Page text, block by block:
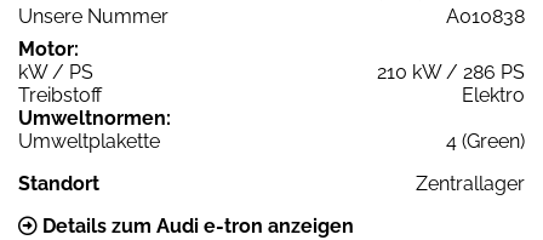
Unsere Nummer
A010838
Motor:
kW / PS
210 kW / 286 PS
Treibstoff
Elektro
Umweltnormen:
Umweltplakette
4 (Green)
Standort
Zentrallager
Details zum Audi e-tron anzeigen